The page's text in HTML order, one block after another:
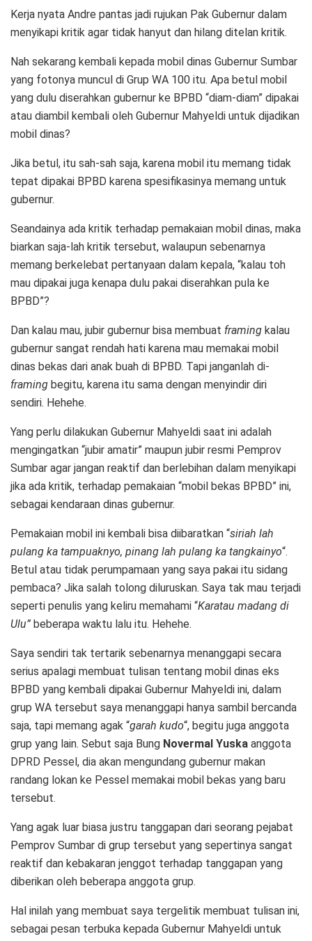
Kerja nyata Andre pantas jadi rujukan Pak Gubernur dalam
menyikapi kritik agar tidak hanyut dan hilang ditelan kritik.
Nah sekarang kembali kepada mobil dinas Gubernur Sumbar
yang fotonya muncul di Grup WA 100 itu. Apa betul mobil
yang dulu diserahkan gubernur ke BPBD “diam-diam” dipakai
atau diambil kembali oleh Gubernur Mahyeldi untuk dijadikan
mobil dinas?
Jika betul, itu sah-sah saja, karena mobil itu memang tidak
tepat dipakai BPBD karena spesifikasinya memang untuk
gubernur.
Seandainya ada kritik terhadap pemakaian mobil dinas, maka
biarkan saja-lah kritik tersebut, walaupun sebenarnya
memang berkelebat pertanyaan dalam kepala, “kalau toh
mau dipakai juga kenapa dulu pakai diserahkan pula ke
BPBD”?
Dan kalau mau, jubir gubernur bisa membuat framing kalau
gubernur sangat rendah hati karena mau memakai mobil
dinas bekas dari anak buah di BPBD. Tapi janganlah di-
framing begitu, karena itu sama dengan menyindir diri
sendiri. Hehehe.
Yang perlu dilakukan Gubernur Mahyeldi saat ini adalah
mengingatkan “jubir amatir” maupun jubir resmi Pemprov
Sumbar agar jangan reaktif dan berlebihan dalam menyikapi
jika ada kritik, terhadap pemakaian “mobil bekas BPBD” ini,
sebagai kendaraan dinas gubernur.
Pemakaian mobil ini kembali bisa diibaratkan “siriah lah
pulang ka tampuaknyo, pinang lah pulang ka tangkainyo“.
Betul atau tidak perumpamaan yang saya pakai itu sidang
pembaca? Jika salah tolong diluruskan. Saya tak mau terjadi
seperti penulis yang keliru memahami “Karatau madang di
Ulu” beberapa waktu lalu itu. Hehehe.
Saya sendiri tak tertarik sebenarnya menanggapi secara
serius apalagi membuat tulisan tentang mobil dinas eks
BPBD yang kembali dipakai Gubernur Mahyeldi ini, dalam
grup WA tersebut saya menanggapi hanya sambil bercanda
saja, tapi memang agak “garah kudo“, begitu juga anggota
grup yang lain. Sebut saja Bung Novermal Yuska anggota
DPRD Pessel, dia akan mengundang gubernur makan
randang lokan ke Pessel memakai mobil bekas yang baru
tersebut.
Yang agak luar biasa justru tanggapan dari seorang pejabat
Pemprov Sumbar di grup tersebut yang sepertinya sangat
reaktif dan kebakaran jenggot terhadap tanggapan yang
diberikan oleh beberapa anggota grup.
Hal inilah yang membuat saya tergelitik membuat tulisan ini,
sebagai pesan terbuka kepada Gubernur Mahyeldi untuk